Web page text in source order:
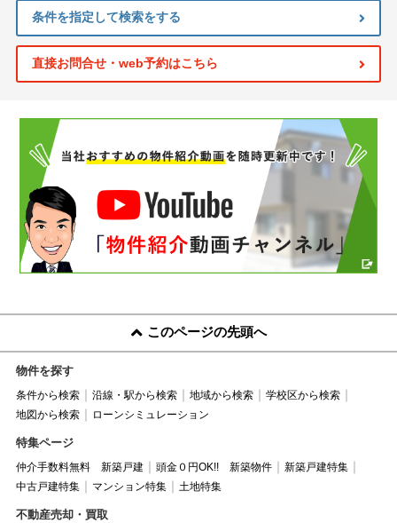
条件を指定して検索をする
直接お問合せ・web予約はこちら
このページの先頭へ
物件を探す
条件から検索 沿線・駅から検索 地域から検索
学校区から検索
地図から検索
ローンシミュレーション
特集ページ
仲介手数料無料 新築戸建 頭金０円OK!! 新築物件
新築戸建特集
中古戸建特集
マンション特集 土地特集
不動産売却・買取